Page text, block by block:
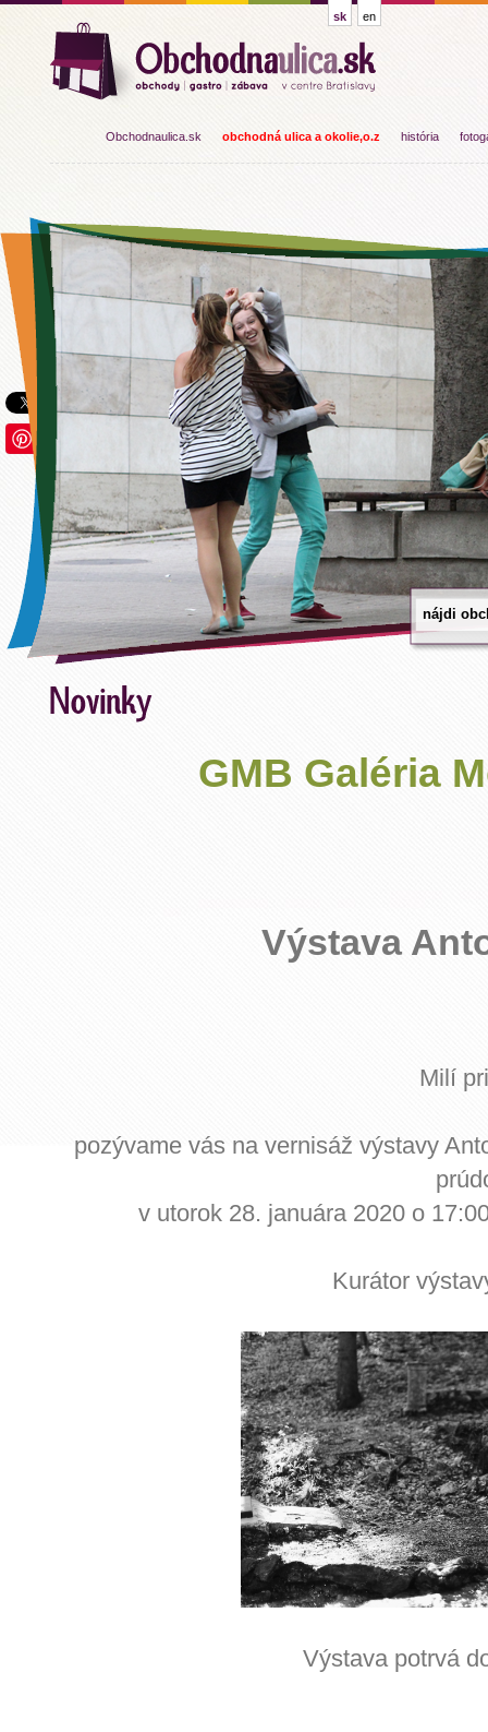
Save
sk en
Obchodnaulica.sk obchodná ulica a okolie,o.z história
GMB Galéria
Výstava
Milí
pozývame vás na vernisáž výstavy
v utorok 28. januára 2020 o
Kurátor
Výstava potrvá